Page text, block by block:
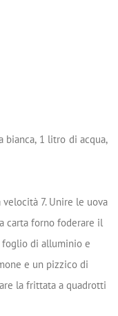
bianca, 1 litro di acqua,
7. Unire le uova
carta forno foderare il
foglio di alluminio e
e un pizzico di
la frittata a quadrotti